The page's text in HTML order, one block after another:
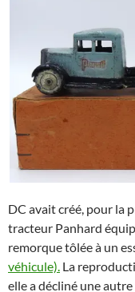
DC avait créé, pour la
tracteur Panhard
remorque tôlée à un
véhicule). La
elle a décliné une